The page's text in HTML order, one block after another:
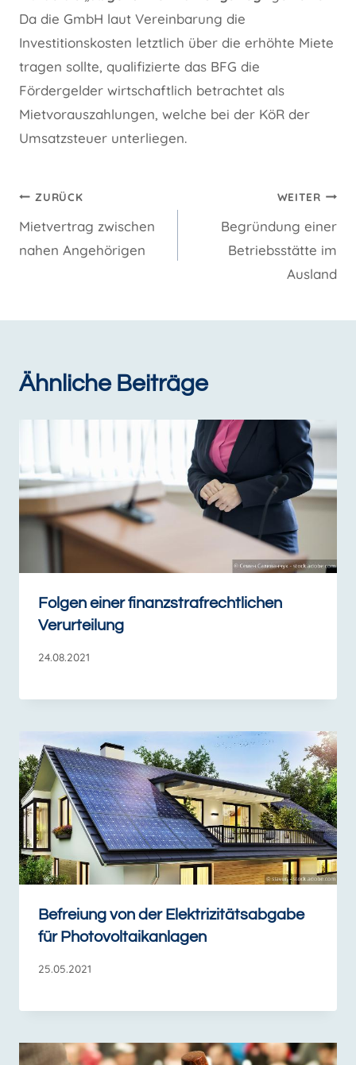
Da die GmbH laut Vereinbarung die
Investitionskosten letztlich über die erhöhte Miete
tragen sollte, qualifizierte das BFG die
Fördergelder wirtschaftlich betrachtet als
Mietvorauszahlungen, welche bei der KöR der
Umsatzsteuer unterliegen.
Beitragsnavigation
ZURÜCK
Mietvertrag zwischen
nahen Angehörigen
WEITER
Begründung einer
Betriebsstätte im
Ausland
Ähnliche Beiträge
Folgen einer finanzstrafrechtlichen
Verurteilung
24.08.2021
Befreiung von der Elektrizitätsabgabe
für Photovoltaikanlagen
25.05.2021